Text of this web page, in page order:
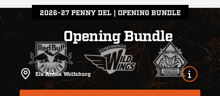
2026-27 PENNY DEL OPENING BUNDLE
Opening Bundle
Eis Arena Wolfsburg